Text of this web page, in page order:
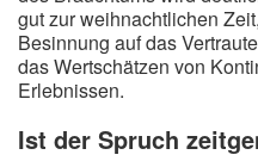
gut zur weihnachtlichen
Besinnung auf das
das Wertschätzen von
Erlebnissen.
Ist der Spruch